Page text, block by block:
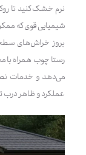
نرم خشک کنید تا
شیمیایی قوی که
بروز خراش‌های
رستا چوب همراه با
می‌دهد و خدمات
عملکرد و ظاهر